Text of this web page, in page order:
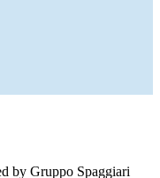
by Gruppo Spaggiari